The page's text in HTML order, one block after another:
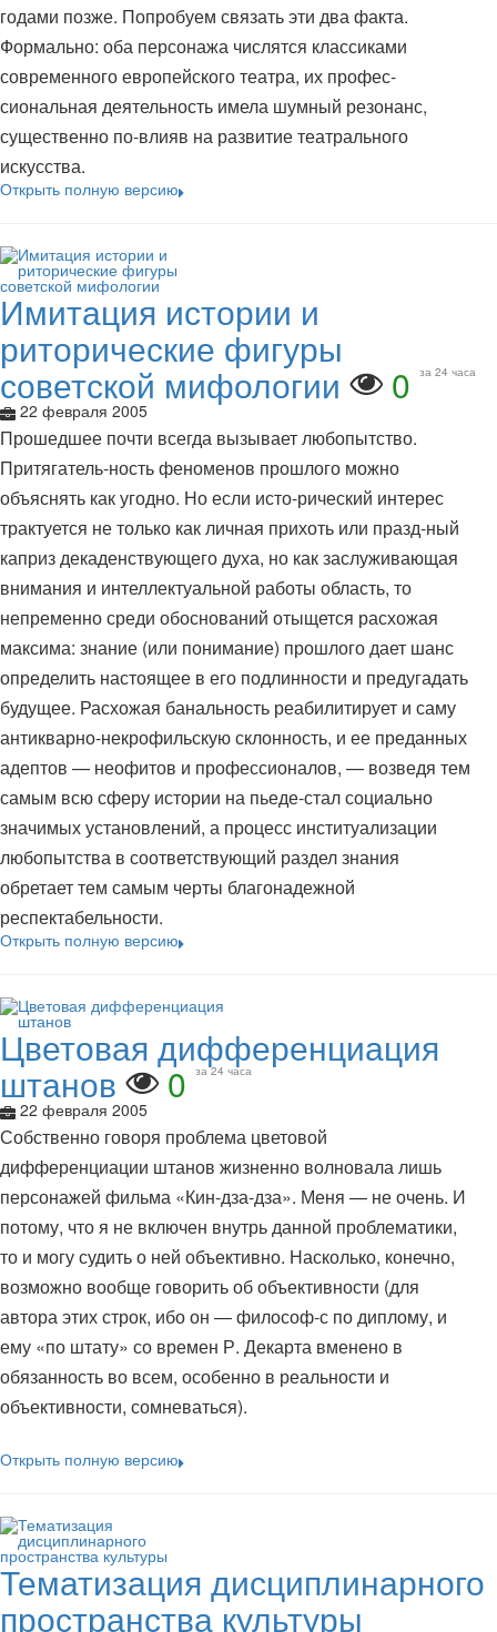
годами позже. Попробуем связать эти два факта.
Формально: оба персонажа числятся классиками
современного европейского театра, их профес-
сиональная деятельность имела шумный резонанс,
существенно по-влияв на развитие театрального
искусства.
Открыть полную версию
Имитация истории и
риторические фигуры
советской мифологии 0 за 24 часа
22 февраля 2005
Прошедшее почти всегда вызывает любопытство.
Притягатель-ность феноменов прошлого можно
объяснять как угодно. Но если исто-рический интерес
трактуется не только как личная прихоть или празд-ный
каприз декаденствующего духа, но как заслуживающая
внимания и интеллектуальной работы область, то
непременно среди обоснований отыщется расхожая
максима: знание (или понимание) прошлого дает шанс
определить настоящее в его подлинности и предугадать
будущее. Расхожая банальность реабилитирует и саму
антикварно-некрофильскую склонность, и ее преданных
адептов — неофитов и профессионалов, — возведя тем
самым всю сферу истории на пьеде-стал социально
значимых установлений, а процесс институализации
любопытства в соответствующий раздел знания
обретает тем самым черты благонадежной
респектабельности.
Открыть полную версию
Цветовая дифференциация
штанов 0 за 24 часа
22 февраля 2005
Собственно говоря проблема цветовой
дифференциации штанов жизненно волновала лишь
персонажей фильма «Кин-дза-дза». Меня — не очень. И
потому, что я не включен внутрь данной проблематики,
то и могу судить о ней объективно. Насколько, конечно,
возможно вообще говорить об объективности (для
автора этих строк, ибо он — философ-с по диплому, и
ему «по штату» со времен Р. Декарта вменено в
обязанность во всем, особенно в реальности и
объективности, сомневаться).
Открыть полную версию
Тематизация дисциплинарного
пространства культуры